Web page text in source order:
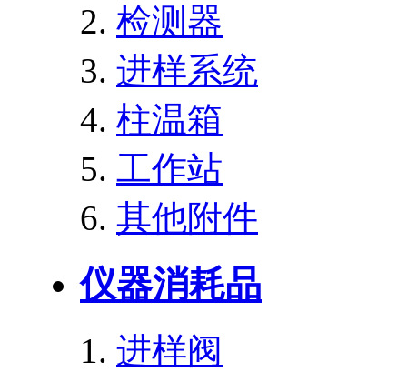
检测器
进样系统
柱温箱
工作站
其他附件
仪器消耗品
进样阀